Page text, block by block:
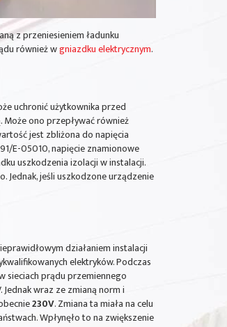
z przeniesieniem ładunku
również wgniazdku elektrycznym.
uchronić użytkownika przed
ono przepływać również
jest zbliżona do napięcia
E-05010, napięcie znamionowe
uszkodzenia izolacji w instalacji.
Jednak, jeśli uszkodzone urządzenie
działaniem instalacji
elektryków. Podczas
sieciach prądu przemiennego
wraz ze zmianą norm i
230V. Zmiana ta miała na celu
Wpłynęło to na zwiększenie